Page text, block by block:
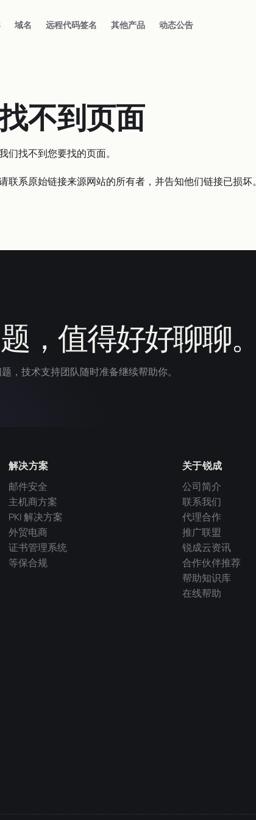
域名 远程代码签名 其他产品 动态公告
不到页面
们找不到您要找的页面。
联系原始链接来源网站的所有者，并告知他们链接已损坏。
，值得好好聊聊。
，技术支持团队随时准备继续帮助你。
解决方案
邮件安全
主机商方案
PKI 解决方案
外贸电商
证书管理系统
等保合规
关于锐成
公司简介
联系我们
代理合作
推广联盟
锐成云资讯
合作伙伴推荐
帮助知识库
在线帮助